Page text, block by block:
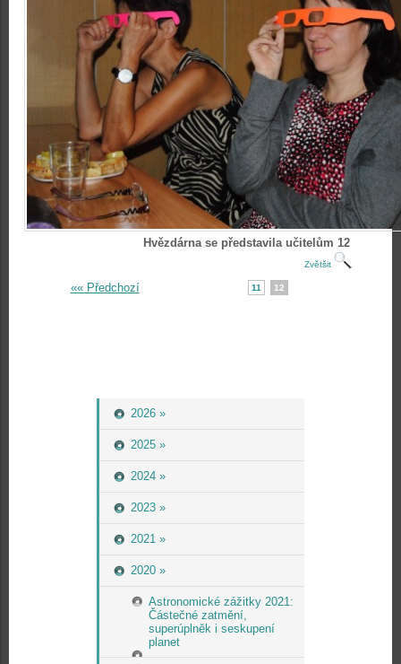
2026 »
2025 »
2024 »
2023 »
2021 »
2020 »
Astronomické zážitky 2021:
Částečné zatmění,
superúplněk i seskupení
planet
Hvězdárna se představila učitelům 12
Zvětšit
«« Předchozí 11 12